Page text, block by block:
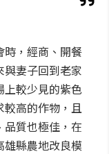
時，經商、開餐
妻子回到老家
上較少見的紫色
較高的作物，且
質也極佳，在
雄縣農地改良模